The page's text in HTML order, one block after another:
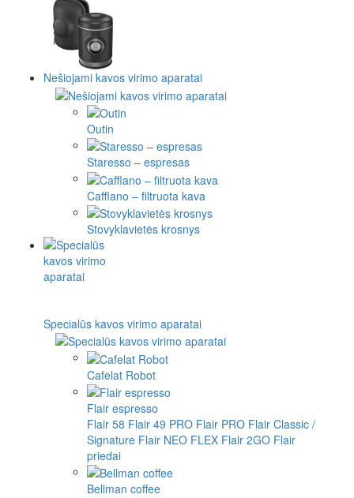
Nešiojami kavos virimo aparatai
Outin
Staresso – espresas
Cafflano – filtruota kava
Stovyklavietės krosnys
Specialūs kavos virimo aparatai
Cafelat Robot
Flair espresso
Flair 58 Flair 49 PRO Flair PRO Flair Classic /
Signature Flair NEO FLEX Flair 2GO Flair
priedai
Bellman coffee